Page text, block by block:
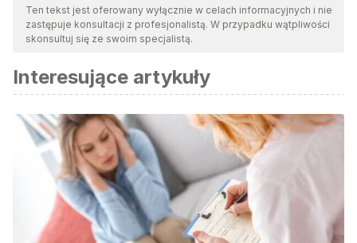
Ten tekst jest oferowany wyłącznie w celach informacyjnych i nie
zastępuje konsultacji z profesjonalistą. W przypadku wątpliwości
skonsultuj się ze swoim specjalistą.
Interesujące artykuły